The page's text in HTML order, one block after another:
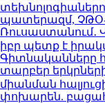
պատերազմ, ՉԹՕ-
Ռուսաստանում․
իբր պետք է
Գիտնականները
տարբեր
միանման
փոխարեն.